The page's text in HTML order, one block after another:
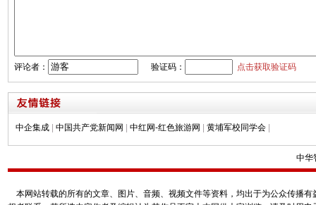
评论者： 验证码： 点击获取验证码
中企集成 | 中国共产党新闻网 | 中红网-红色旅游网 | 黄埔军校同学会 |
中华
本网站转载的所有的文章、图片、音频、视频文件等资料，均出于为公众传播